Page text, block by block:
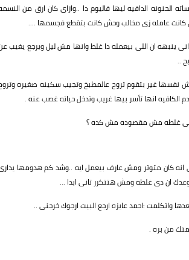
الحنونه الدافيه ليها فاليوم دا ..وازاى كان ارق من
ينبهه ان اللى بيعمله دا غلط وانها مش ليل ويرجع يغيب
..
نفسها غير بتقوم تروح عالمطبخ وتجيب سكينه صغيره
انها تأسر بيها غريب وتدخل حياته غصب عنه .
على غلطه مش مقصوده مش كده ؟
كان متوتر ومش عارف بيعمل ايه ..وشد كم هدومها
ان دى غلطه ومش هتتكرر تانى ابدا ...
واتكلمت :احمد عايزه ارجع البيت ارجوك خرجنى ..
من بره .